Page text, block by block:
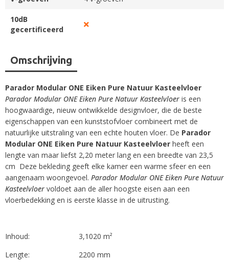
Omschrijving
Parador Modular ONE Eiken Pure Natuur Kasteelvloer
Parador Modular ONE Eiken Pure Natuur Kasteelvloer is een
hoogwaardige, nieuw ontwikkelde designvloer, die de beste
eigenschappen van een kunststofvloer combineert met de
natuurlijke uitstraling van een echte houten vloer. De Parador
Modular ONE Eiken Pure Natuur Kasteelvloer heeft een
lengte van maar liefst 2,20 meter lang en een breedte van 23,5
cm Deze bekleding geeft elke kamer een warme sfeer en een
aangenaam woongevoel. Parador Modular ONE Eiken Pure Natuur
Kasteelvloer voldoet aan de aller hoogste eisen aan een
vloerbedekking en is eerste klasse in de uitrusting.
Inhoud:
3,1020 m²
Lengte:
2200 mm
10dB
gecertificeerd